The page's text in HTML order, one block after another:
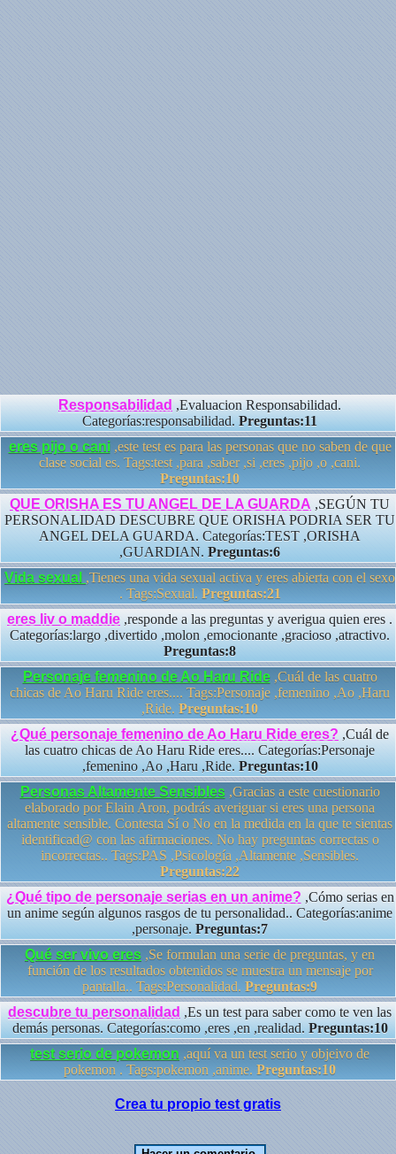
Responsabilidad ,Evaluacion Responsabilidad.
Categorías:responsabilidad. Preguntas:11
eres pijo o cani,este test es para las personas que no saben de que
clase social es. Tags:test ,para ,saber ,si ,eres ,pijo ,o ,cani.
Preguntas:10
QUE ORISHA ES TU ANGEL DE LA GUARDA ,SEGÚN TU
PERSONALIDAD DESCUBRE QUE ORISHA PODRIA SER TU
ANGEL DELA GUARDA. Categorías:TEST ,ORISHA
,GUARDIAN. Preguntas:6
Vida sexual ,Tienes una vida sexual activa y eres abierta con el sexo
. Tags:Sexual. Preguntas:21
eres liv o maddie ,responde a las preguntas y averigua quien eres .
Categorías:largo ,divertido ,molon ,emocionante ,gracioso ,atractivo.
Preguntas:8
Personaje femenino de Ao Haru Ride,Cuál de las cuatro
chicas de Ao Haru Ride eres.... Tags:Personaje ,femenino ,Ao ,Haru
,Ride. Preguntas:10
¿Qué personaje femenino de Ao Haru Ride eres? ,Cuál de
las cuatro chicas de Ao Haru Ride eres.... Categorías:Personaje
,femenino ,Ao ,Haru ,Ride. Preguntas:10
Personas Altamente Sensibles,Gracias a este cuestionario
elaborado por Elain Aron, podrás averiguar si eres una persona
altamente sensible. Contesta Sí o No en la medida en la que te sientas
identificad@ con las afirmaciones. No hay preguntas correctas o
incorrectas.. Tags:PAS ,Psicología ,Altamente ,Sensibles.
Preguntas:22
¿Qué tipo de personaje serias en un anime? ,Cómo serias en
un anime según algunos rasgos de tu personalidad.. Categorías:anime
,personaje. Preguntas:7
Qué ser vivo eres ,Se formulan una serie de preguntas, y en
función de los resultados obtenidos se muestra un mensaje por
pantalla.. Tags:Personalidad. Preguntas:9
descubre tu personalidad ,Es un test para saber como te ven las
demás personas. Categorías:como ,eres ,en ,realidad. Preguntas:10
test serio de pokemon ,aquí va un test serio y objeivo de
pokemon . Tags:pokemon ,anime. Preguntas:10
Crea tu propio test gratis